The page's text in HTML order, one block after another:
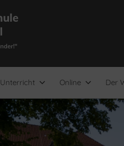
Unterricht Online Der